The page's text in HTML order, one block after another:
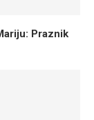
Praznik